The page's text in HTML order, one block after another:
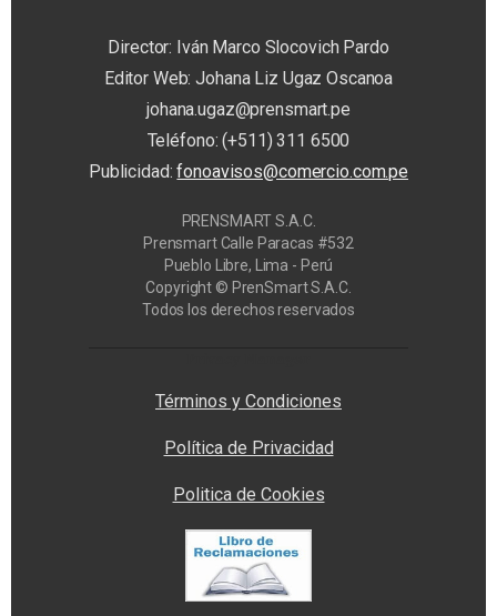
Director: Iván Marco Slocovich Pardo
Editor Web: Johana Liz Ugaz Oscanoa
johana.ugaz@prensmart.pe
Teléfono: (+511) 311 6500
Publicidad:fonoavisos@comercio.com.pe
PRENSMART S.A.C.
Prensmart Calle Paracas #532
Pueblo Libre, Lima - Perú
Copyright © PrenSmart S.A.C.
Todos los derechos reservados
Términos y Condiciones
Política de Privacidad
Politica de Cookies